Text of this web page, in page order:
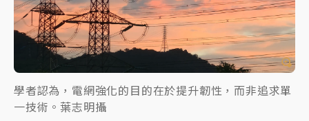
學者認為，電網強化的目的在於提升韌性，而非追求單
一技術。葉志明攝